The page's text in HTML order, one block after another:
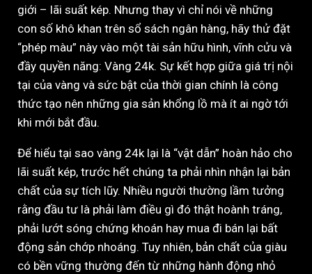
giới – lãi suất kép. Nhưng thay vì chỉ nói về những
con số khô khan trên sổ sách ngân hàng, hãy thử đặt
“phép màu” này vào một tài sản hữu hình, vĩnh cửu và
đầy quyền năng: Vàng 24k. Sự kết hợp giữa giá trị nội
tại của vàng và sức bật của thời gian chính là công
thức tạo nên những gia sản khổng lồ mà ít ai ngờ tới
khi mới bắt đầu.
Để hiểu tại sao vàng 24k lại là “vật dẫn” hoàn hảo cho
lãi suất kép, trước hết chúng ta phải nhìn nhận lại bản
chất của sự tích lũy. Nhiều người thường lầm tưởng
rằng đầu tư là phải làm điều gì đó thật hoành tráng,
phải lướt sóng chứng khoán hay mua đi bán lại bất
động sản chớp nhoáng. Tuy nhiên, bản chất của giàu
có bền vững thường đến từ những hành động nhỏ